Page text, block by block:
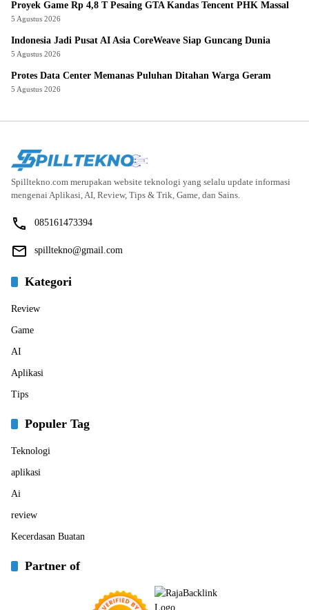
Proyek Game Rp 4,8 T Pesaing GTA Kandas Tencent PHK Massal
5 Agustus 2026
Indonesia Jadi Pusat AI Asia CoreWeave Siap Guncang Dunia
5 Agustus 2026
Protes Data Center Memanas Puluhan Ditahan Warga Geram
5 Agustus 2026
Spilltekno.com merupakan website teknologi yang selalu update informasi
mengenai Aplikasi, AI, Review, Tips & Trik, Game, dan Sains.
085161473394
spilltekno@gmail.com
Kategori
Review
Game
AI
Aplikasi
Tips
Populer Tag
Teknologi
aplikasi
Ai
review
Kecerdasan Buatan
Partner of